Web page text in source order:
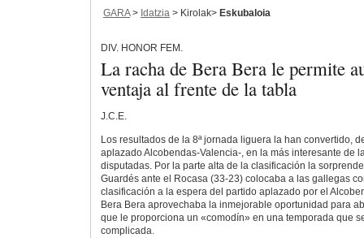
GARA> Idatzia > Kirolak> Eskubaloia
DIV. HONOR FEM.
La racha de Bera Bera le permite
ventaja al frente de la tabla
J.C.E.
Los resultados de la 8ª jornada liguera la han convertido,
aplazado Alcobendas-Valencia-, en la más interesante de
disputadas. Por la parte alta de la clasificación la
Guardés ante el Rocasa (33-23) colocaba a las gallegas
clasificación a la espera del partido aplazado por el
Bera Bera aprovechaba la inmejorable oportunidad para
que le proporciona un «comodín» en una temporada que
complicada.